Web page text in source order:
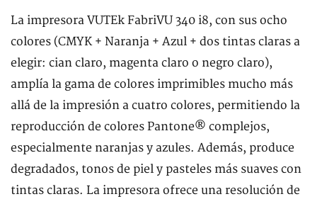
La impresora VUTEk FabriVU 340 i8, con sus ocho
colores (CMYK + Naranja + Azul + dos tintas claras a
elegir: cian claro, magenta claro o negro claro),
amplía la gama de colores imprimibles mucho más
allá de la impresión a cuatro colores, permitiendo la
reproducción de colores Pantone® complejos,
especialmente naranjas y azules. Además, produce
degradados, tonos de piel y pasteles más suaves con
tintas claras. La impresora ofrece una resolución de